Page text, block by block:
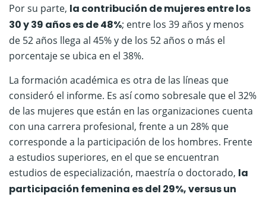
Por su parte, la contribución de mujeres entre los
30 y 39 años es de 48%; entre los 39 años y menos
de 52 años llega al 45% y de los 52 años o más el
porcentaje se ubica en el 38%.
La formación académica es otra de las líneas que
consideró el informe. Es así como sobresale que el 32%
de las mujeres que están en las organizaciones cuenta
con una carrera profesional, frente a un 28% que
corresponde a la participación de los hombres. Frente
a estudios superiores, en el que se encuentran
estudios de especialización, maestría o doctorado, la
participación femenina es del 29%, versus un